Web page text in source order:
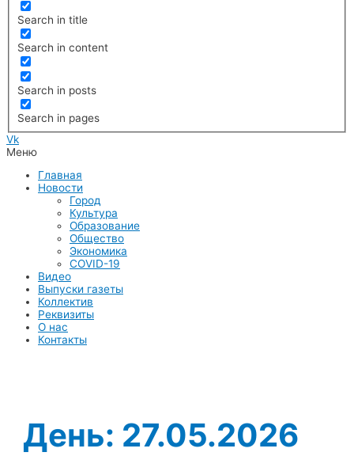
Search in title
Search in content
Search in posts
Search in pages
Vk
Меню
Главная
Новости
Город
Культура
Образование
Общество
Экономика
COVID-19
Видео
Выпуски газеты
Коллектив
Реквизиты
О нас
Контакты
День: 27.05.2026